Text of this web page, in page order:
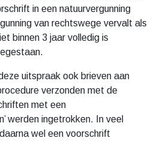
in een natuurvergunning
van rechtswege vervalt als
binnen 3 jaar volledig is
uitspraak ook brieven aan
verzonden met de
met een
werden ingetrokken. In veel
wel een voorschrift